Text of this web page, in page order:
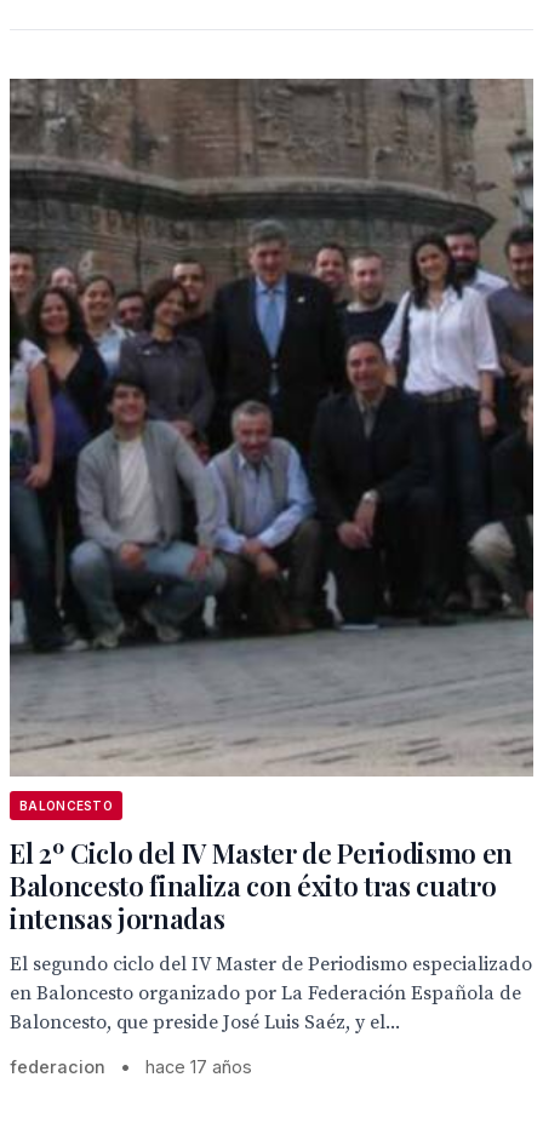
BALONCESTO
El 2º Ciclo del IV Master de Periodismo en
Baloncesto finaliza con éxito tras cuatro
intensas jornadas
El segundo ciclo del IV Master de Periodismo especializado
en Baloncesto organizado por La Federación Española de
Baloncesto, que preside José Luis Saéz, y el...
federacion • hace 17 años